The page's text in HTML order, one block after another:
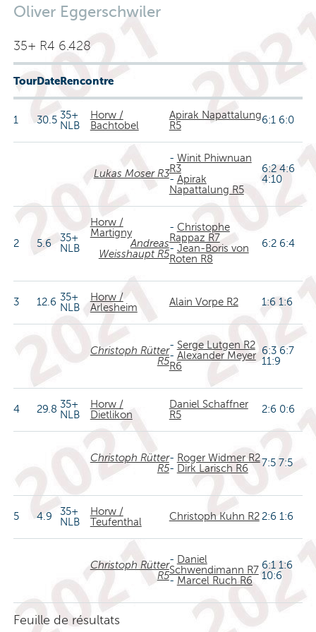
Oliver Eggerschwiler
35+ R4 6.428
TourDateRencontre
1 30.5 35+
NLB
Horw /
Bachtobel
Apirak Napattalung
R5
6:1 6:0
Lukas Moser R3
- Winit Phiwnuan
R3
- Apirak
Napattalung R5
6:2 4:6
4:10
2 5.6
35+
NLB
Horw /
Martigny
Andreas
Weisshaupt R5
- Christophe
Rappaz R7
- Jean-Boris von
Roten R8
6:2 6:4
3 12.6 35+
NLB
Horw /
Arlesheim
Alain Vorpe R2 1:6 1:6
Christoph Rütter
R5
- Serge Lutgen R2
- Alexander Meyer
R6
6:3 6:7
11:9
4 29.8 35+
NLB
Horw /
Dietlikon
Daniel Schaffner
R5
2:6 0:6
Christoph Rütter
R5
- Roger Widmer R2
- Dirk Larisch R6 7:5 7:5
5 4.9
35+
NLB
Horw /
Teufenthal
Christoph Kuhn R2 2:6 1:6
Christoph Rütter
R5
- Daniel
Schwendimann R7
- Marcel Ruch R6
6:1 1:6
10:6
Feuille de résultats